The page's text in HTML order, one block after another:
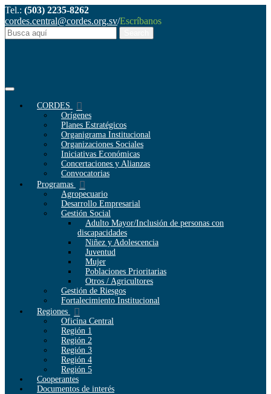
Tel.: (503) 2235-8262
cordes.central@cordes.org.sv/Escríbanos
CORDES
Orígenes
Planes Estratégicos
Organigrama Institucional
Organizaciones Sociales
Iniciativas Económicas
Concertaciones y Alianzas
Convocatorias
Programas
Agropecuario
Desarrollo Empresarial
Gestión Social
Adulto Mayor/Inclusión de personas con
discapacidades
Niñez y Adolescencia
Juventud
Mujer
Poblaciones Prioritarias
Otros / Agricultores
Gestión de Riesgos
Fortalecimiento Institucional
Regiones
Oficina Central
Región 1
Región 2
Región 3
Región 4
Región 5
Cooperantes
Documentos de interés